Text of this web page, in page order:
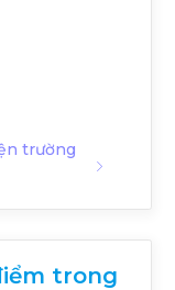
trường
trong